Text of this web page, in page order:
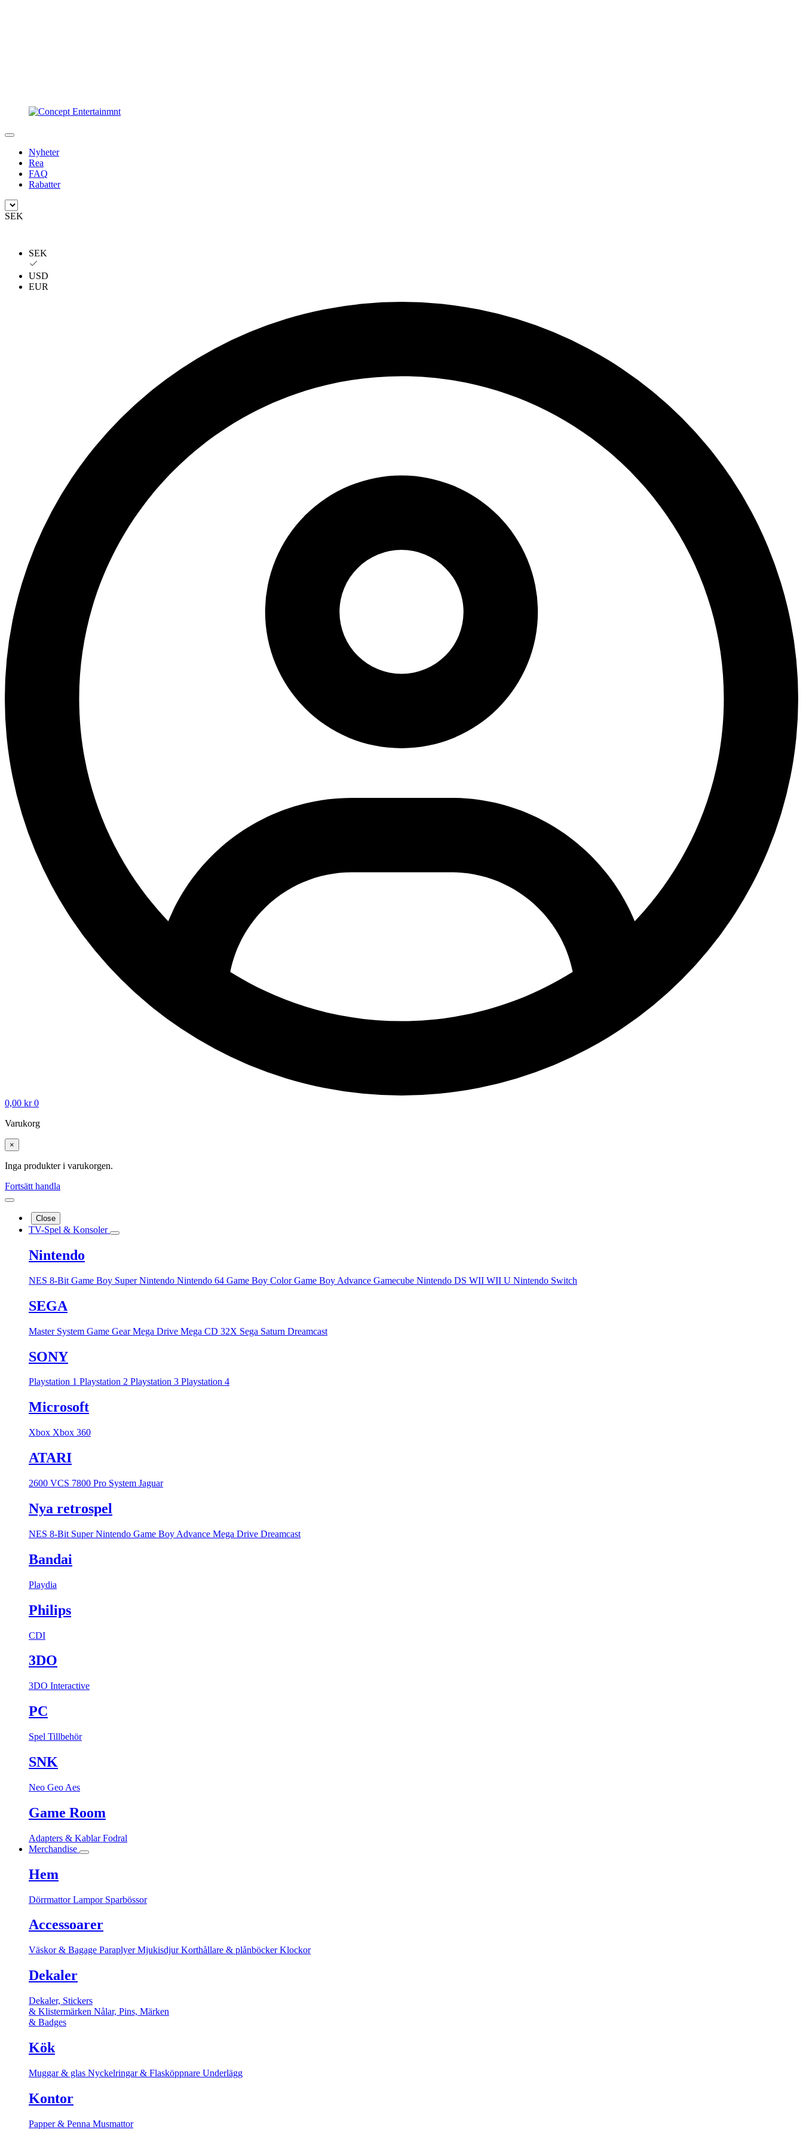
Nyheter
Rea
FAQ
Rabatter
SEK
SEK
USD
EUR
0,00 kr 0
Varukorg
×
Inga produkter i varukorgen.
Fortsätt handla
Close
TV-Spel & Konsoler
Nintendo
NES 8-Bit Game Boy Super Nintendo Nintendo 64 Game Boy ColorGame Boy Advance Gamecube Nintendo DS WII WII U Nintendo Switch
SEGA
Master System Game GearMega Drive Mega CD 32X Sega Saturn Dreamcast
SONY
Playstation 1 Playstation 2 Playstation 3 Playstation 4
Microsoft
Xbox Xbox 360
ATARI
2600 VCS 7800 Pro System Jaguar
Nya retrospel
NES 8-Bit Super Nintendo Game Boy Advance Mega Drive Dreamcast
Bandai
Playdia
Philips
CDI
3DO
3DO Interactive
PC
Spel Tillbehör
SNK
Neo Geo Aes
Game Room
Adapters & KablarFodral
Merchandise
Hem
DörrmattorLampor Sparbössor
Accessoarer
Väskor & Bagage ParaplyerMjukisdjurKorthållare & plånböckerKlockor
Dekaler
Dekaler, Stickers
& Klistermärken Nålar, Pins, Märken
& Badges
Kök
Muggar & glas Nyckelringar & Flasköppnare Underlägg
Kontor
Papper & Penna Musmattor